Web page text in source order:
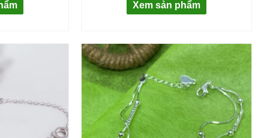
Xem sản phẩm